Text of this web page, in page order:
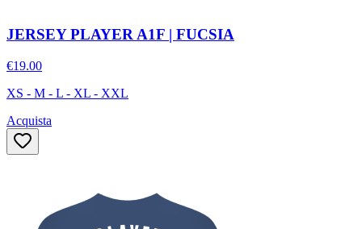
JERSEY PLAYER A1F | FUCSIA
€19.00
XS - M - L - XL - XXL
Acquista